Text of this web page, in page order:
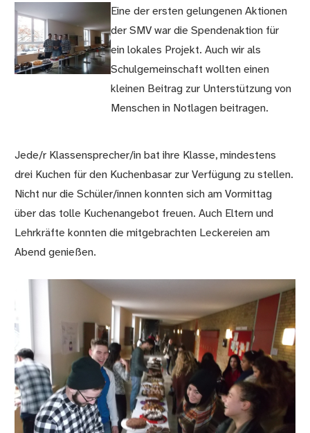
Eine der ersten gelungenen Aktionen
der SMV war die Spendenaktion für
ein lokales Projekt. Auch wir als
Schulgemeinschaft wollten einen
kleinen Beitrag zur Unterstützung von
Menschen in Notlagen beitragen.
Jede/r Klassensprecher/in bat ihre Klasse, mindestens
drei Kuchen für den Kuchenbasar zur Verfügung zu stellen.
Nicht nur die Schüler/innen konnten sich am Vormittag
über das tolle Kuchenangebot freuen. Auch Eltern und
Lehrkräfte konnten die mitgebrachten Leckereien am
Abend genießen.